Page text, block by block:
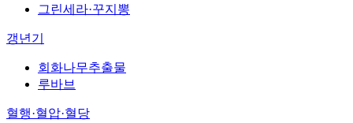
그린세라·꾸지뽕
갱년기
회화나무추출물
루바브
혈행·혈압·혈당